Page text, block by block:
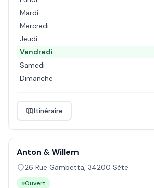
Mardi
Mercredi
Jeudi
Vendredi
Samedi
Dimanche
Itinéraire
Anton & Willem
26 Rue Gambetta, 34200 Sète
Ouvert